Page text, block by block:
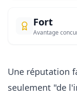
Fort
Avantage
Une réputation
seulement "de